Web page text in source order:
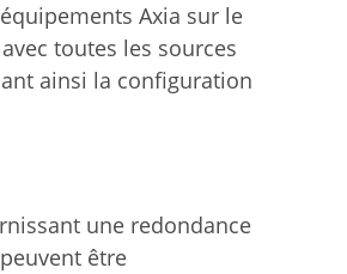
Axia sur le
toutes les sources
ainsi la configuration
une redondance
être